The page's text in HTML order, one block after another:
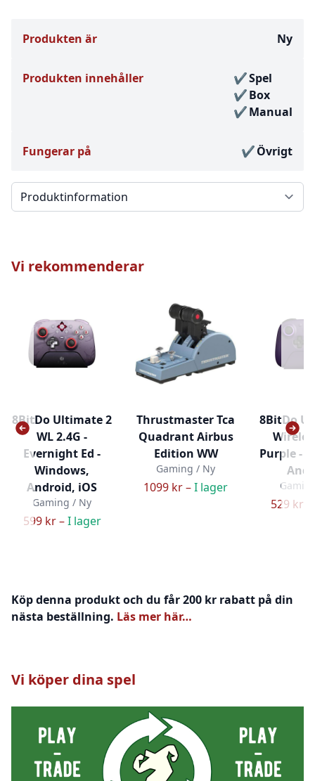
Produkten är Ny
Produkten innehåller
Spel
Box
Manual
Fungerar på Övrigt
Välj en flik
Vi rekommenderar
8BitDo Ultimate 2
WL 2.4G -
Evernight Ed -
Windows,
Android, iOS
Gaming / Ny
599 kr –I lager
Thrustmaster Tca
Quadrant Airbus
Edition WW
Gaming / Ny
1099 kr –I lager
8BitDo
Purple -
529 kr –
Köp denna produkt och du får 200 kr rabatt på din
nästa beställning. Läs mer här…
Vi köper dina spel